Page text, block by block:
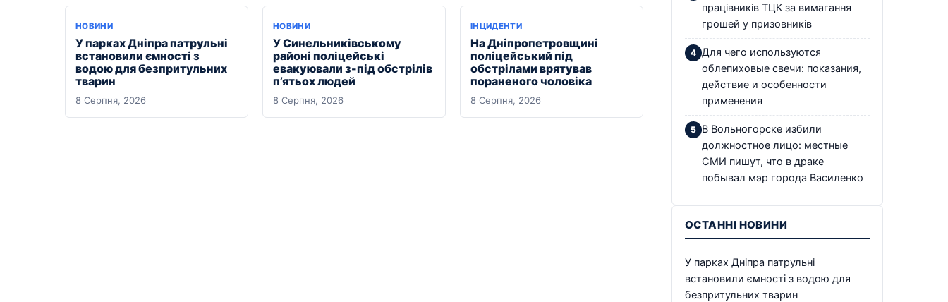
НОВИНИ
У парках Дніпра патрульні
встановили ємності з
водою для безпритульних
тварин
8 Серпня, 2026
НОВИНИ
У Синельниківському
районі поліцейські
евакуювали з-під обстрілів
п’ятьох людей
8 Серпня, 2026
ІНЦИДЕНТИ
На Дніпропетровщині
поліцейський під
обстрілами врятував
пораненого чоловіка
8 Серпня, 2026
працівників ТЦК за вимагання
грошей у призовників
Для чего используются
облепиховые свечи: показания,
действие и особенности
применения
В Вольногорске избили
должностное лицо: местные
СМИ пишут, что в драке
побывал мэр города Василенко
ОСТАННІ НОВИНИ
У парках Дніпра патрульні
встановили ємності з водою для
безпритульних тварин